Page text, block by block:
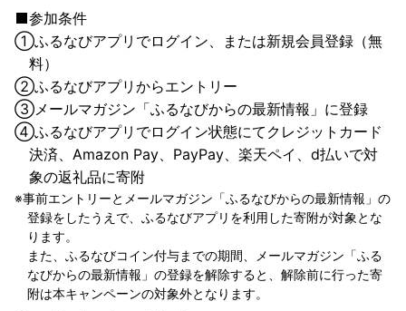
参加条件
①ふるなびアプリでログイン、または新規会員登録（無
料）
②ふるなびアプリからエントリー
③メールマガジン「ふるなびからの最新情報」に登録
④ふるなびアプリでログイン状態にてクレジットカード
決済、Amazon Pay、PayPay、楽天ペイ、d払いで対
象の返礼品に寄附
事前エントリーとメールマガジン「ふるなびからの最新情報」の
登録をしたうえで、ふるなびアプリを利用した寄附が対象とな
ります。
また、ふるなびコイン付与までの期間、メールマガジン「ふる
なびからの最新情報」の登録を解除すると、解除前に行った寄
附は本キャンペーンの対象外となります。